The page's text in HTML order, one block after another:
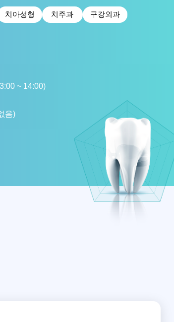
치아성형 치주과
구강외과
~ 14:00)
음)